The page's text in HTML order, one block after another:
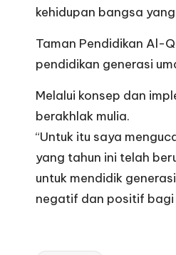
kehidupan bangsa
Taman Pendidikan Al-
pendidikan generasi
Melalui konsep dan
berakhlak mulia.
“Untuk itu saya
yang tahun ini telah
untuk mendidik
negatif dan positif bagi